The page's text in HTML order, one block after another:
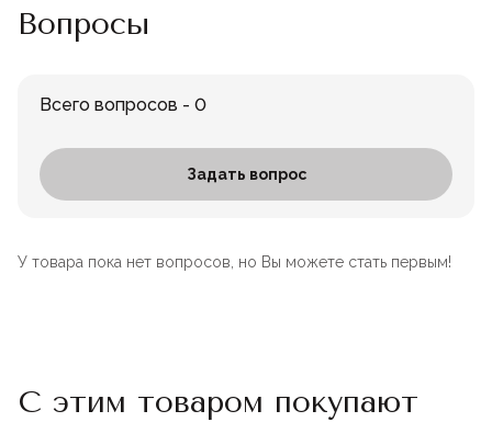
Вопросы
Всего вопросов - 0
Задать вопрос
У товара пока нет вопросов, но Вы можете стать первым!
С этим товаром покупают